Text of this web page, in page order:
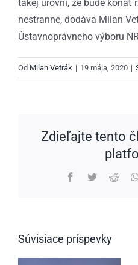
takej úrovni, že bude konať
nestranne, dodáva Milan
Ústavnoprávneho výboru
Od Milan Vetrák | 19 mája, 2020 |
Zdieľajte tento
Facebook
TwitterReddit
Súvisiace príspevky